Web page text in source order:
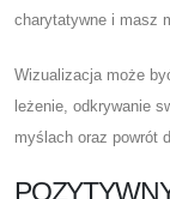
charytatywne i masz
Wizualizacja może
leżenie, odkrywanie
myślach oraz powrót